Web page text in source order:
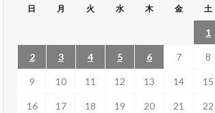
日 月 火 水 木 金 土
1
2 3 4 5 6 7 8
9 10 11 12 13 14 15
16 17 18 19 20 21 22